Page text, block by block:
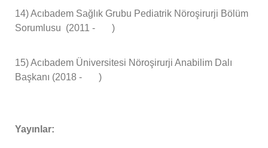
14)Acıbadem Sağlık Grubu Pediatrik Nöroşirurji Bölüm
Sorumlusu (2011 - )
15)Acıbadem Üniversitesi Nöroşirurji Anabilim Dalı
Başkanı (2018 - )
Yayınlar: